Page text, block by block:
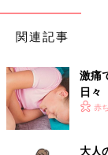
関連記事
激痛
日々
赤
大人